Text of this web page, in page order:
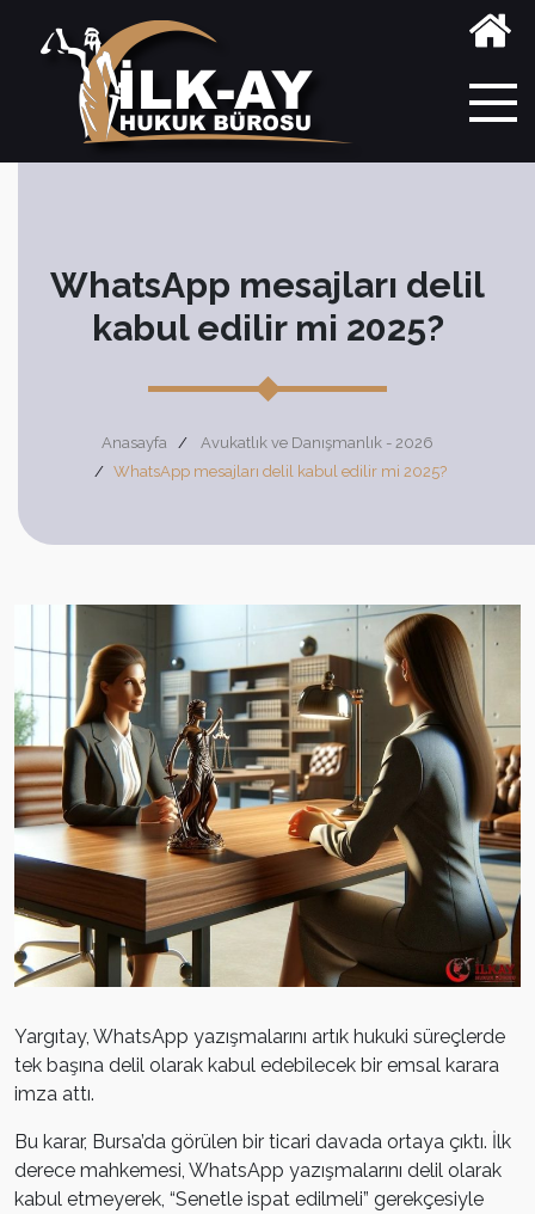
WhatsApp mesajları delil
kabul edilir mi 2025?
Anasayfa
Avukatlık ve Danışmanlık - 2026
WhatsApp mesajları delil kabul edilir mi 2025?
Yargıtay, WhatsApp yazışmalarını artık hukuki süreçlerde
tek başına delil olarak kabul edebilecek bir emsal karara
imza attı.
Bu karar, Bursa’da görülen bir ticari davada ortaya çıktı. İlk
derece mahkemesi, WhatsApp yazışmalarını delil olarak
kabul etmeyerek, “Senetle ispat edilmeli” gerekçesiyle